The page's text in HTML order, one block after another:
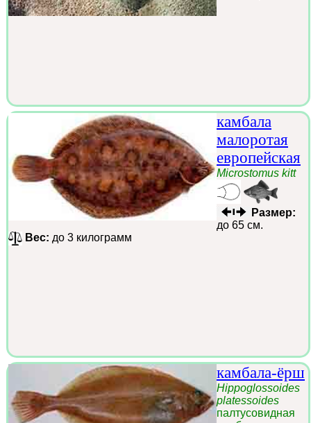
камбала
малоротая
европейская
Microstomus kitt
Размер:
до 65 см.
Вес: до 3 килограмм
камбала-ёрш
Hippoglossoides
platessoides
палтусовидная